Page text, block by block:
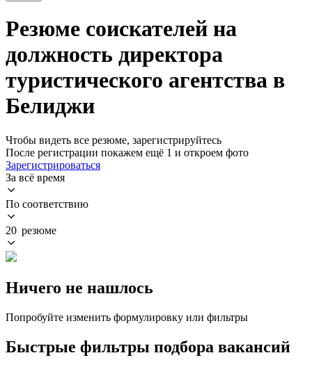
Резюме соискателей на
должность директора
туристического агентства в
Белиджи
Чтобы видеть все резюме, зарегистрируйтесь
После регистрации покажем ещё 1 и откроем фото
Зарегистрироваться
За всё время
По соответствию
20 резюме
Ничего не нашлось
Попробуйте изменить формулировку или фильтры
Быстрые фильтры подбора вакансий